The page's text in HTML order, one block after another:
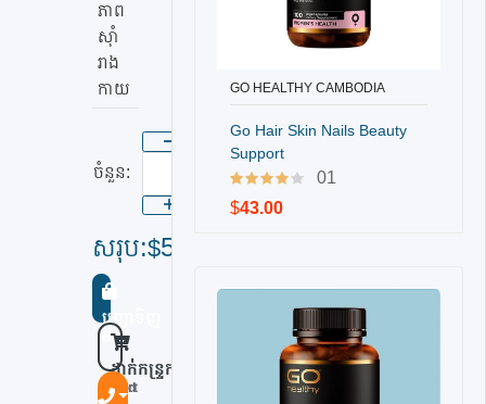
ភាព
ស៊ាំ
រាង
កាយ
ចំនួន:
សរុប:$55
បញ្ជាទិញ
Buy Now
ដាក់កន្រ្ទក
Add To Cart
បញ្ជាទិញ
GO HEALTHY CAMBODIA
Go Hair Skin Nails Beauty
Support
01
$43.00